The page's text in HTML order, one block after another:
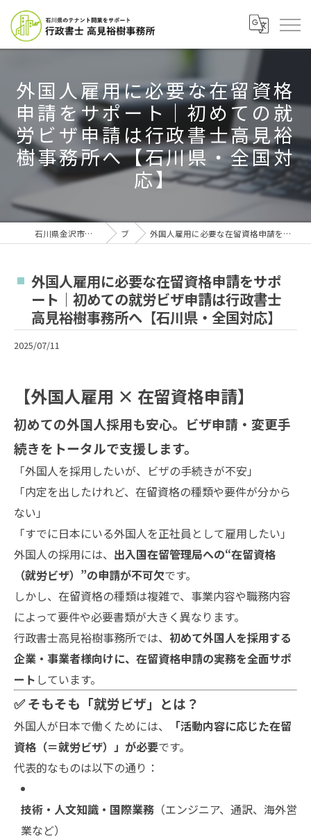
外国人雇用に必要な在留資格
申請をサポート｜初めての就
労ビザ申請は行政書士高見裕
樹事務所へ【石川県・全国対
応】
石川県金沢市の行政書士なら行政書士高見裕樹事務所 ブログ 外国人雇用に必要な在留資格申請をサポート｜初めての就労ビザ申請は行政書士高見裕樹事務所へ【石川県・全国対応】
外国人雇用に必要な在留資格申請をサポ
ート｜初めての就労ビザ申請は行政書士
高見裕樹事務所へ【石川県・全国対応】
2025/07/11
【外国人雇用 × 在留資格申請】
初めての外国人採用も安心。ビザ申請・変更手
続きをトータルで支援します。
「外国人を採用したいが、ビザの手続きが不安」
「内定を出したけれど、在留資格の種類や要件が分から
ない」
「すでに日本にいる外国人を正社員として雇用したい」
外国人の採用には、 出入国在留管理局への“在留資格
（就労ビザ）”の申請が不可欠です。
しかし、在留資格の種類は複雑で、事業内容や職務内容
によって要件や必要書類が大きく異なります。
行政書士高見裕樹事務所では、 初めて外国人を採用する
企業・事業者様向けに、在留資格申請の実務を全面サポ
ート しています。
✅ そもそも「就労ビザ」とは？
外国人が日本で働くためには、
「活動内容に応じた在留
資格（＝就労ビザ）」が必要です。
代表的なものは以下の通り：
技術・人文知識・国際業務 （エンジニア、通訳、海外営
業など）